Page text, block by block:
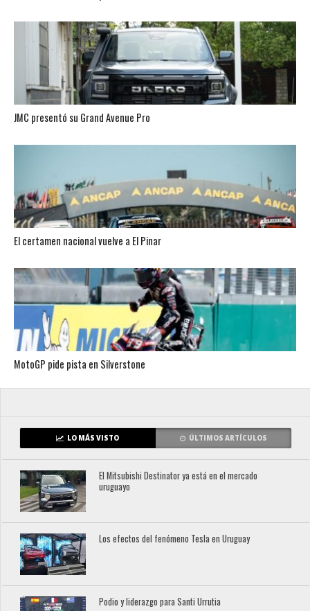
JMC presentó su Grand Avenue Pro
El certamen nacional vuelve a El Pinar
MotoGP pide pista en Silverstone
LO MÁS VISTO ÚLTIMOS ARTÍCULOS
El Mitsubishi Destinator ya está en el mercado
uruguayo
Los efectos del fenómeno Tesla en Uruguay
Podio y liderazgo para Santi Urrutia